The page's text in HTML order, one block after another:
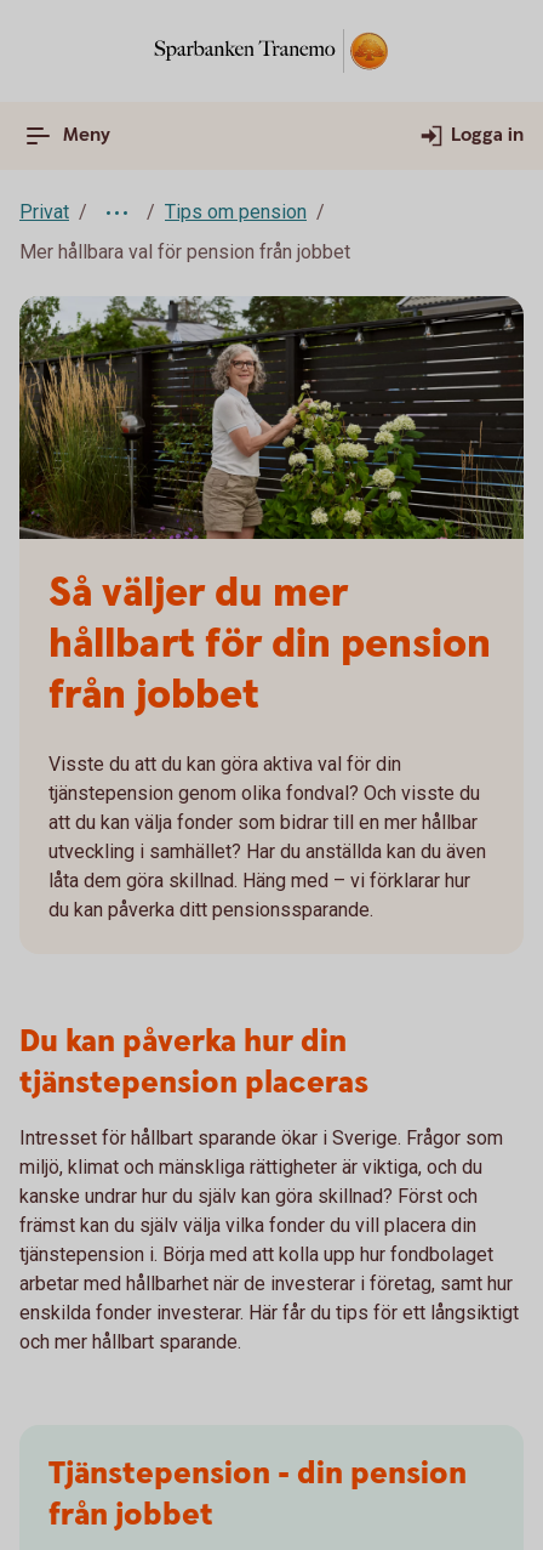
Meny Logga in
Privat
Tips om pension
Mer hållbara val för pension från jobbet
Så väljer du mer
hållbart för din pension
från jobbet
Visste du att du kan göra aktiva val för din
tjänstepension genom olika fondval? Och visste du
att du kan välja fonder som bidrar till en mer hållbar
utveckling i samhället? Har du anställda kan du även
låta dem göra skillnad. Häng med – vi förklarar hur
du kan påverka ditt pensionssparande.
Du kan påverka hur din
tjänstepension placeras
Intresset för hållbart sparande ökar i Sverige. Frågor som
miljö, klimat och mänskliga rättigheter är viktiga, och du
kanske undrar hur du själv kan göra skillnad? Först och
främst kan du själv välja vilka fonder du vill placera din
tjänstepension i. Börja med att kolla upp hur fondbolaget
arbetar med hållbarhet när de investerar i företag, samt hur
enskilda fonder investerar. Här får du tips för ett långsiktigt
och mer hållbart sparande.
Tjänstepension - din pension
från jobbet